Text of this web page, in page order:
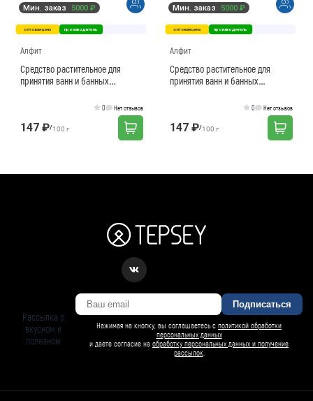
Мин. заказ 5000 ₽
оптовая цена производитель
Алфит
Средство растительное для
принятия ванн и банных
0 Нет отзывов
147 ₽/100 г
Мин. заказ 5000 ₽
оптовая цена производитель
Алфит
Средство растительное для
принятия ванн и банных
0 Нет отзывов
147 ₽/100 г
Рассылка о
вкусном и
полезном
Подписаться
Нажимая на кнопку, вы соглашаетесь с политикой обработки
персональных данных
и даете согласие на обработку персональных данных и получение
рассылок